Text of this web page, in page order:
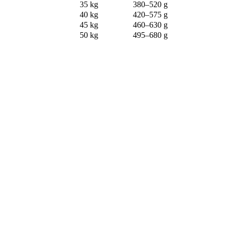
35 kg
380–520 g
40 kg
420–575 g
45 kg
460–630 g
50 kg
495–680 g